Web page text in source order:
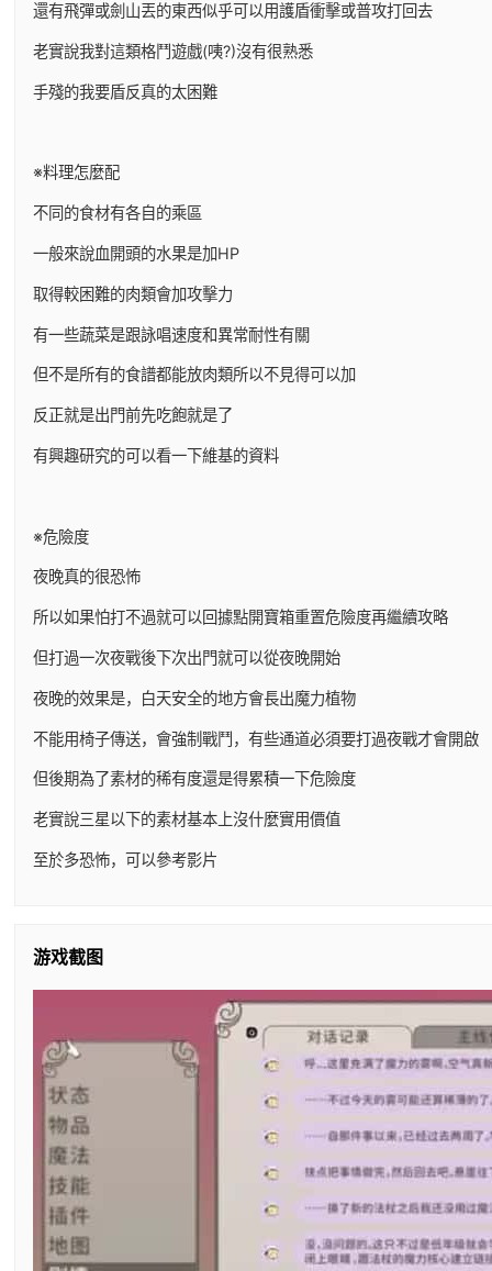
還有飛彈或劍山丟的東西似乎可以用護盾衝擊或普攻打回去
老實說我對這類格鬥遊戲(咦?)沒有很熟悉
手殘的我要盾反真的太困難
※料理怎麼配
不同的食材有各自的乘區
一般來說血開頭的水果是加HP
取得較困難的肉類會加攻擊力
有一些蔬菜是跟詠唱速度和異常耐性有關
但不是所有的食譜都能放肉類所以不見得可以加
反正就是出門前先吃飽就是了
有興趣研究的可以看一下維基的資料
※危險度
夜晚真的很恐怖
所以如果怕打不過就可以回據點開寶箱重置危險度再繼續攻略
但打過一次夜戰後下次出門就可以從夜晚開始
夜晚的效果是，白天安全的地方會長出魔力植物
不能用椅子傳送，會強制戰鬥，有些通道必須要打過夜戰才會開啟
但後期為了素材的稀有度還是得累積一下危險度
老實說三星以下的素材基本上沒什麼實用價值
至於多恐怖，可以參考影片
游戏截图